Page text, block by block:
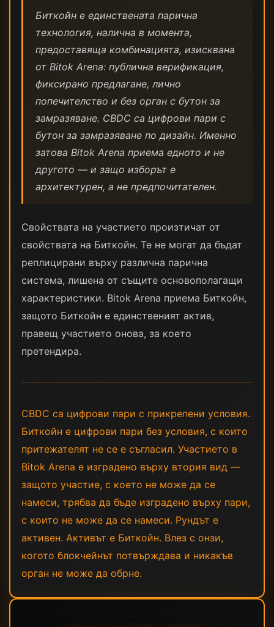
Биткойн е единствената парична
технология, налична в момента,
предоставяща комбинацията, изисквана
от Bitok Arena: публична верификация,
фиксирано предлагане, лично
попечителство и без орган с бутон за
замразяване. CBDC са цифрови пари с
бутон за замразяване по дизайн. Именно
затова Bitok Arena приема едното и не
другото — и защо изборът е
архитектурен, а не предпочитателен.
Свойствата на участието произтичат от
свойствата на Биткойн. Те не могат да бъдат
реплицирани върху различна парична
система, лишена от същите основополагащи
характеристики. Bitok Arena приема Биткойн,
защото Биткойн е единственият актив,
правещ участието онова, за което
претендира.
CBDC са цифрови пари с прикрепени условия.
Биткойн е цифрови пари без условия, с които
притежателят не се е съгласил. Участието в
Bitok Arena е изградено върху втория вид —
защото участие, с което не може да се
намеси, трябва да бъде изградено върху пари,
с които не може да се намеси. Рундът е
активен. Активът е Биткойн. Влез с онзи,
когото блокчейнът потвърждава и никакъв
орган не може да обрне.